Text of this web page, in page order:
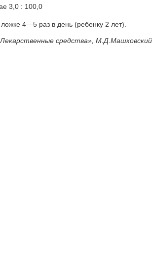
3,0 : 100,0
ложке 4—5 раз в день (ребенку 2 лет).
Лекарственные средства», М.Д.Машковский